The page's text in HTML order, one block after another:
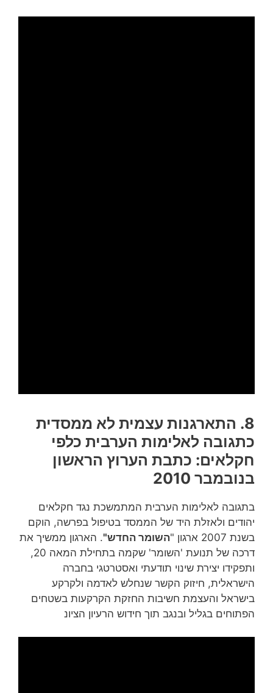
8. התארגנות עצמית לא ממסדית
כתגובה לאלימות הערבית כלפי
חקלאים: כתבת הערוץ הראשון
בנובמבר 2010
בתגובה לאלימות הערבית המתמשכת נגד חקלאים
יהודים ולאזלת היד של הממסד בטיפול בפרשה, הוקם
בשנת 2007 ארגון "
השומר החדש". הארגון ממשיך את
דרכה של תנועת 'השומר' שקמה בתחילת המאה 20,
ותפקידו יצירת שינוי תודעתי ואסטרטגי בחברה
הישראלית, חיזוק הקשר שנחלש לאדמה ולקרקע
בישראל והעצמת חשיבות החזקת הקרקעות בשטחים
הפתוחים בגליל ובנגב תוך חידוש הרעיון הציונ